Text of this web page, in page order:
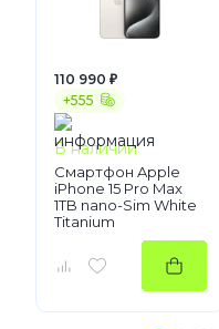
+555
110 990 ₽
В наличии
Смартфон Apple
iPhone 15 Pro Max
1TB nano-Sim White
Titanium